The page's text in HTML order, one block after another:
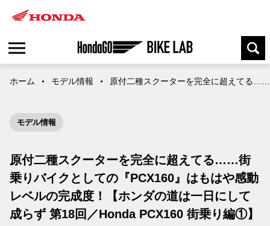
ホーム モデル情報 原付二種スクーターを完全に超えてる
モデル情報
原付二種スクーターを完全に超えてる……街
乗りバイクとしての『PCX160』はもはや感動
レベルの完成度！【ホンダの道は一日にして
成らず 第18回／Honda PCX160 街乗り編①】